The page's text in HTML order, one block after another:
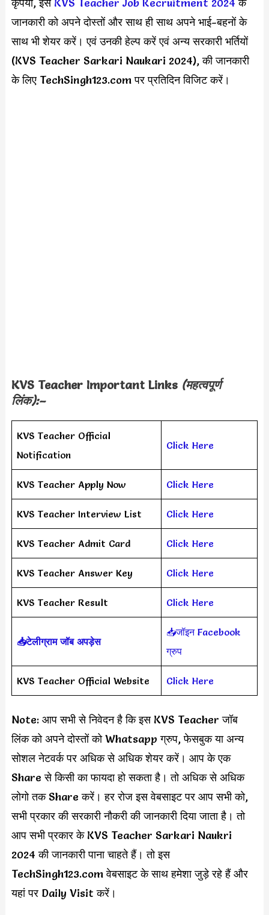
कृपया, इस KVS Teacher Job Recruitment 2024 के
जानकारी को अपने दोस्तों और साथ ही साथ अपने भाई-बहनों के
साथ भी शेयर करें। एवं उनकी हेल्प करें एवं अन्य सरकारी भर्तियों
(KVS Teacher Sarkari Naukari 2024), की जानकारी
के लिए TechSingh123.com पर प्रतिदिन विजिट करें।
KVS Teacher Important Links (महत्वपूर्ण
लिंक):–
KVS Teacher Official
Notification
Click Here
KVS Teacher Apply Now Click Here
KVS Teacher Interview List Click Here
KVS Teacher Admit Card Click Here
KVS Teacher Answer Key Click Here
KVS Teacher Result Click Here
📥टेलीग्राम जॉब अपड़ेस
📥जॉइन Facebook
ग्रुप
KVS Teacher Official Website Click Here
Note: आप सभी से निवेदन है कि इस KVS Teacher जॉब
लिंक को अपने दोस्तों को Whatsapp ग्रुप, फेसबुक या अन्य
सोशल नेटवर्क पर अधिक से अधिक शेयर करें। आप के एक
Share से किसी का फायदा हो सकता है। तो अधिक से अधिक
लोगो तक Share करें। हर रोज इस वेबसाइट पर आप सभी को,
सभी प्रकार की सरकारी नौकरी की जानकारी दिया जाता है। तो
आप सभी प्रकार के KVS Teacher Sarkari Naukri
2024 की जानकारी पाना चाहते हैं। तो इस
TechSingh123.com वेबसाइट के साथ हमेशा जुड़े रहे हैं और
यहां पर Daily Visit करें।